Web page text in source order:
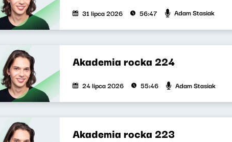
31 lipca 2026 56:47 Adam Stasiak
Akademia rocka 224
24 lipca 2026 55:46 Adam Stasiak
Akademia rocka 223